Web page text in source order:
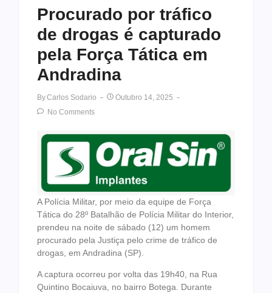
Procurado por tráfico
de drogas é capturado
pela Força Tática em
Andradina
ByCarlos Sodario
Outubro 14, 2025
No Comments
A Polícia Militar, por meio da equipe de Força
Tática do 28º Batalhão de Polícia Militar do Interior,
prendeu na noite de sábado (12) um homem
procurado pela Justiça pelo crime de tráfico de
drogas, em Andradina (SP).
A captura ocorreu por volta das 19h40, na Rua
Quintino Bocaiuva, no bairro Botega. Durante